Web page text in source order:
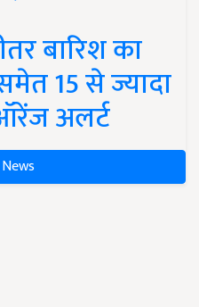
बारिश का
15 से ज्यादा
अलर्ट